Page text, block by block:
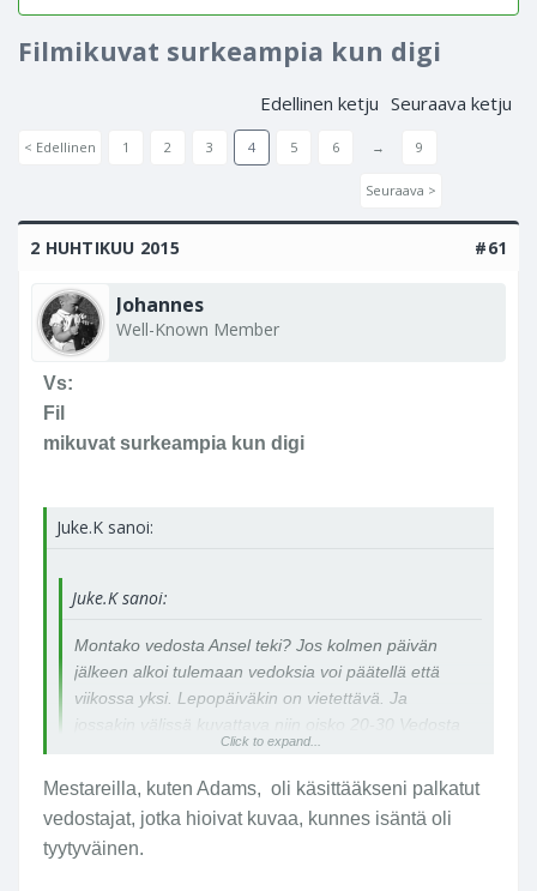
Filmikuvat surkeampia kun digi
Edellinen ketju Seuraava ketju
< Edellinen 1 2 3 4 5 6 → 9
Seuraava >
2 HUHTIKUU 2015 #61
Johannes
Well-Known Member
Vs:
Fil
mikuvat surkeampia kun digi
Juke.K sanoi:
Juke.K sanoi:
Montako vedosta Ansel teki? Jos kolmen päivän
jälkeen alkoi tulemaan vedoksia voi päätellä että
viikossa yksi. Lepopäiväkin on vietettävä. Ja
jossakin välissä kuvattava niin oisko 20-30 Vedosta
vuodessa oikea määrä?Click to expand...
Mestareilla, kuten Adams, oli käsittääkseni palkatut
vedostajat, jotka hioivat kuvaa, kunnes isäntä oli
tyytyväinen.